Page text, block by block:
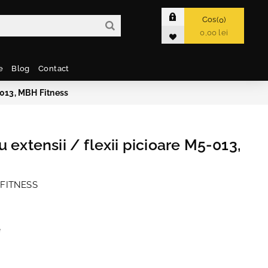
Cos 0
0,00 lei
Blog Contact
MBH Fitness
extensii / flexii picioare M5-013,